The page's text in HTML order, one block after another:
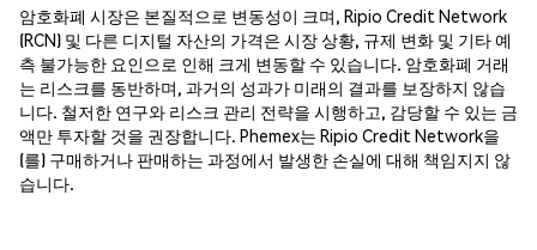
암호화폐 시장은 본질적으로 변동성이 크며, Ripio Credit Network
(RCN) 및 다른 디지털 자산의 가격은 시장 상황, 규제 변화 및 기타 예
측 불가능한 요인으로 인해 크게 변동할 수 있습니다. 암호화폐 거래
는 리스크를 동반하며, 과거의 성과가 미래의 결과를 보장하지 않습
니다. 철저한 연구와 리스크 관리 전략을 시행하고, 감당할 수 있는 금
액만 투자할 것을 권장합니다. Phemex는 Ripio Credit Network을
(를) 구매하거나 판매하는 과정에서 발생한 손실에 대해 책임지지 않
습니다.